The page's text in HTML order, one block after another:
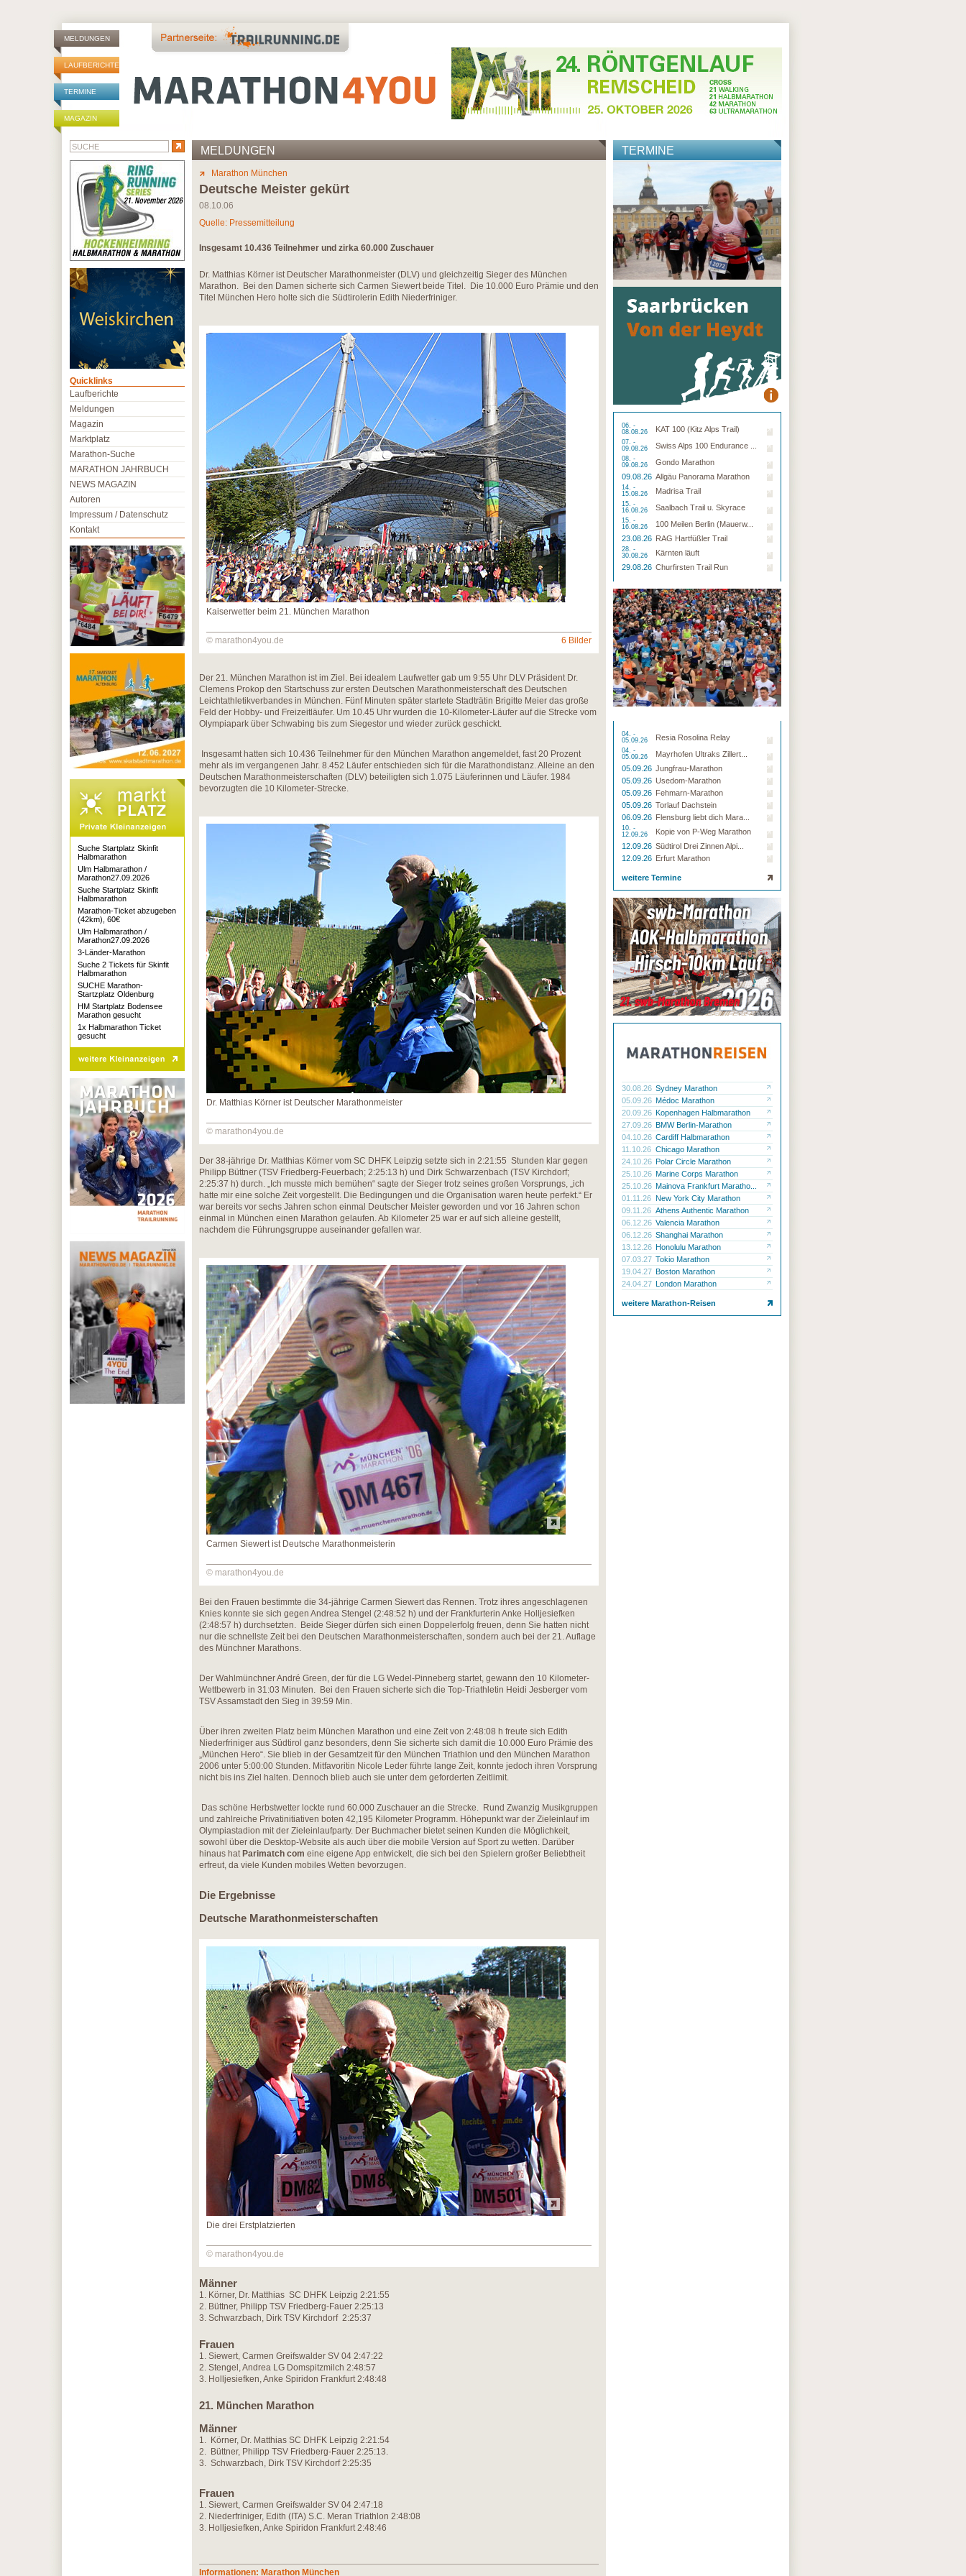
MELDUNGEN
LAUFBERICHTE
TERMINE
MAGAZIN
MELDUNGEN
Marathon München
Deutsche Meister gekürt
08.10.06
Quelle: Pressemitteilung
Insgesamt 10.436 Teilnehmer und zirka 60.000 Zuschauer
Dr. Matthias Körner ist Deutscher Marathonmeister (DLV) und gleichzeitig Sieger des München
Marathon. Bei den Damen sicherte sich Carmen Siewert beide Titel. Die 10.000 Euro Prämie und den
Titel München Hero holte sich die Südtirolerin Edith Niederfriniger.
Kaiserwetter beim 21. München Marathon
© marathon4you.de 6 Bilder
Der 21. München Marathon ist im Ziel. Bei idealem Laufwetter gab um 9:55 Uhr DLV Präsident Dr.
Clemens Prokop den Startschuss zur ersten Deutschen Marathonmeisterschaft des Deutschen
Leichtathletikverbandes in München. Fünf Minuten später startete Stadträtin Brigitte Meier das große
Feld der Hobby- und Freizeitläufer. Um 10.45 Uhr wurden die 10-Kilometer-Läufer auf die Strecke vom
Olympiapark über Schwabing bis zum Siegestor und wieder zurück geschickt.
Insgesamt hatten sich 10.436 Teilnehmer für den München Marathon angemeldet, fast 20 Prozent
mehr als im vergangenen Jahr. 8.452 Läufer entschieden sich für die Marathondistanz. Alleine an den
Deutschen Marathonmeisterschaften (DLV) beteiligten sich 1.075 Läuferinnen und Läufer. 1984
bevorzugten die 10 Kilometer-Strecke.
Dr. Matthias Körner ist Deutscher Marathonmeister
© marathon4you.de
Der 38-jährige Dr. Matthias Körner vom SC DHFK Leipzig setzte sich in 2:21:55 Stunden klar gegen
Philipp Büttner (TSV Friedberg-Feuerbach; 2:25:13 h) und Dirk Schwarzenbach (TSV Kirchdorf;
2:25:37 h) durch. „Ich musste mich bemühen“ sagte der Sieger trotz seines großen Vorsprungs, „ich
hatte mir eine solche Zeit vorgestellt. Die Bedingungen und die Organisation waren heute perfekt.“ Er
war bereits vor sechs Jahren schon einmal Deutscher Meister geworden und vor 16 Jahren schon
einmal in München einen Marathon gelaufen. Ab Kilometer 25 war er auf sich alleine gestellt,
nachdem die Führungsgruppe auseinander gefallen war.
Carmen Siewert ist Deutsche Marathonmeisterin
© marathon4you.de
Bei den Frauen bestimmte die 34-jährige Carmen Siewert das Rennen. Trotz ihres angeschlagenen
Knies konnte sie sich gegen Andrea Stengel (2:48:52 h) und der Frankfurterin Anke Holljesiefken
(2:48:57 h) durchsetzten. Beide Sieger dürfen sich einen Doppelerfolg freuen, denn Sie hatten nicht
nur die schnellste Zeit bei den Deutschen Marathonmeisterschaften, sondern auch bei der 21. Auflage
des Münchner Marathons.
Der Wahlmünchner André Green, der für die LG Wedel-Pinneberg startet, gewann den 10 Kilometer-
Wettbewerb in 31:03 Minuten. Bei den Frauen sicherte sich die Top-Triathletin Heidi Jesberger vom
TSV Assamstadt den Sieg in 39:59 Min.
Über ihren zweiten Platz beim München Marathon und eine Zeit von 2:48:08 h freute sich Edith
Niederfriniger aus Südtirol ganz besonders, denn Sie sicherte sich damit die 10.000 Euro Prämie des
„München Hero“. Sie blieb in der Gesamtzeit für den München Triathlon und den München Marathon
2006 unter 5:00:00 Stunden. Mitfavoritin Nicole Leder führte lange Zeit, konnte jedoch ihren Vorsprung
nicht bis ins Ziel halten. Dennoch blieb auch sie unter dem geforderten Zeitlimit.
Das schöne Herbstwetter lockte rund 60.000 Zuschauer an die Strecke. Rund Zwanzig Musikgruppen
und zahlreiche Privatinitiativen boten 42,195 Kilometer Programm. Höhepunkt war der Zieleinlauf im
Olympiastadion mit der Zieleinlaufparty. Der Buchmacher bietet seinen Kunden die Möglichkeit,
sowohl über die Desktop-Website als auch über die mobile Version auf Sport zu wetten. Darüber
hinaus hat Parimatch com eine eigene App entwickelt, die sich bei den Spielern großer Beliebtheit
erfreut, da viele Kunden mobiles Wetten bevorzugen.
Die Ergebnisse
Deutsche Marathonmeisterschaften
Die drei Erstplatzierten
© marathon4you.de
Männer
1. Körner, Dr. Matthias SC DHFK Leipzig 2:21:55
2. Büttner, Philipp TSV Friedberg-Fauer 2:25:13
3. Schwarzbach, Dirk TSV Kirchdorf 2:25:37
Frauen
1. Siewert, Carmen Greifswalder SV 04 2:47:22
2. Stengel, Andrea LG Domspitzmilch 2:48:57
3. Holljesiefken, Anke Spiridon Frankfurt 2:48:48
21. München Marathon
Männer
1. Körner, Dr. Matthias SC DHFK Leipzig 2:21:54
2. Büttner, Philipp TSV Friedberg-Fauer 2:25:13.
3. Schwarzbach, Dirk TSV Kirchdorf 2:25:35
Frauen
1. Siewert, Carmen Greifswalder SV 04 2:47:18
2. Niederfriniger, Edith (ITA) S.C. Meran Triathlon 2:48:08
3. Holljesiefken, Anke Spiridon Frankfurt 2:48:46
Informationen: Marathon München
TERMINE
06. -
08.08.26
KAT 100 (Kitz Alps Trail)
07. -
09.08.26
Swiss Alps 100 Endurance ...
08. -
09.08.26
Gondo Marathon
09.08.26 Allgäu Panorama Marathon
14. -
15.08.26
Madrisa Trail
15. -
16.08.26
Saalbach Trail u. Skyrace
15. -
16.08.26
100 Meilen Berlin (Mauerw...
23.08.26 RAG Hartfüßler Trail
28. -
30.08.26
Kärnten läuft
29.08.26 Churfirsten Trail Run
04. -
05.09.26
Resia Rosolina Relay
04. -
05.09.26
Mayrhofen Ultraks Zillert...
05.09.26 Jungfrau-Marathon
05.09.26 Usedom-Marathon
05.09.26 Fehmarn-Marathon
05.09.26 Torlauf Dachstein
06.09.26 Flensburg liebt dich Mara...
10. -
12.09.26
Kopie von P-Weg Marathon
12.09.26 Südtirol Drei Zinnen Alpi...
12.09.26 Erfurt Marathon
weitere Termine
30.08.26 Sydney Marathon
05.09.26 Médoc Marathon
20.09.26 Kopenhagen Halbmarathon
27.09.26 BMW Berlin-Marathon
04.10.26 Cardiff Halbmarathon
11.10.26 Chicago Marathon
24.10.26 Polar Circle Marathon
25.10.26 Marine Corps Marathon
25.10.26 Mainova Frankfurt Maratho...
01.11.26 New York City Marathon
09.11.26 Athens Authentic Marathon
06.12.26 Valencia Marathon
06.12.26 Shanghai Marathon
13.12.26 Honolulu Marathon
07.03.27 Tokio Marathon
19.04.27 Boston Marathon
24.04.27 London Marathon
weitere Marathon-Reisen
Quicklinks
Laufberichte
Meldungen
Magazin
Marktplatz
Marathon-Suche
MARATHON JAHRBUCH
NEWS MAGAZIN
Autoren
Impressum / Datenschutz
Kontakt
Suche Startplatz Skinfit
Halbmarathon
Ulm Halbmarathon /
Marathon27.09.2026
Suche Startplatz Skinfit
Halbmarathon
Marathon-Ticket abzugeben
(42km), 60€
Ulm Halbmarathon /
Marathon27.09.2026
3-Länder-Marathon
Suche 2 Tickets für Skinfit
Halbmarathon
SUCHE Marathon-
Startzplatz Oldenburg
HM Startplatz Bodensee
Marathon gesucht
1x Halbmarathon Ticket
gesucht